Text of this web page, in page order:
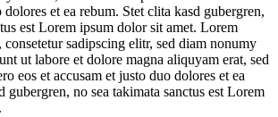
dolores et ea rebum. Stet clita kasd gubergren,
est Lorem ipsum dolor sit amet. Lorem
sadipscing elitr, sed diam nonumy
ut labore et dolore magna aliquyam erat, sed
eos et accusam et justo duo dolores et ea
gubergren, no sea takimata sanctus est Lorem